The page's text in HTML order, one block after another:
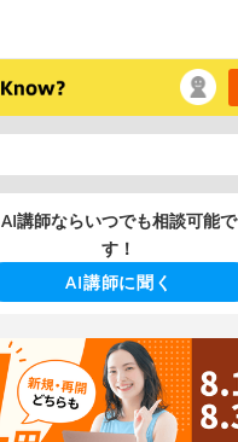
AI講師ならいつでも相談可能で
す！
AI講師に聞く